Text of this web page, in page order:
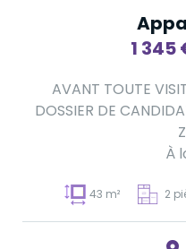
1 345
AVANT TOUTE
DOSSIER DE
À
43 m² 2